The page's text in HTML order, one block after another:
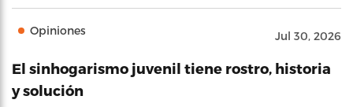
Opiniones Jul 30, 2026
El sinhogarismo juvenil tiene rostro, historia
y solución